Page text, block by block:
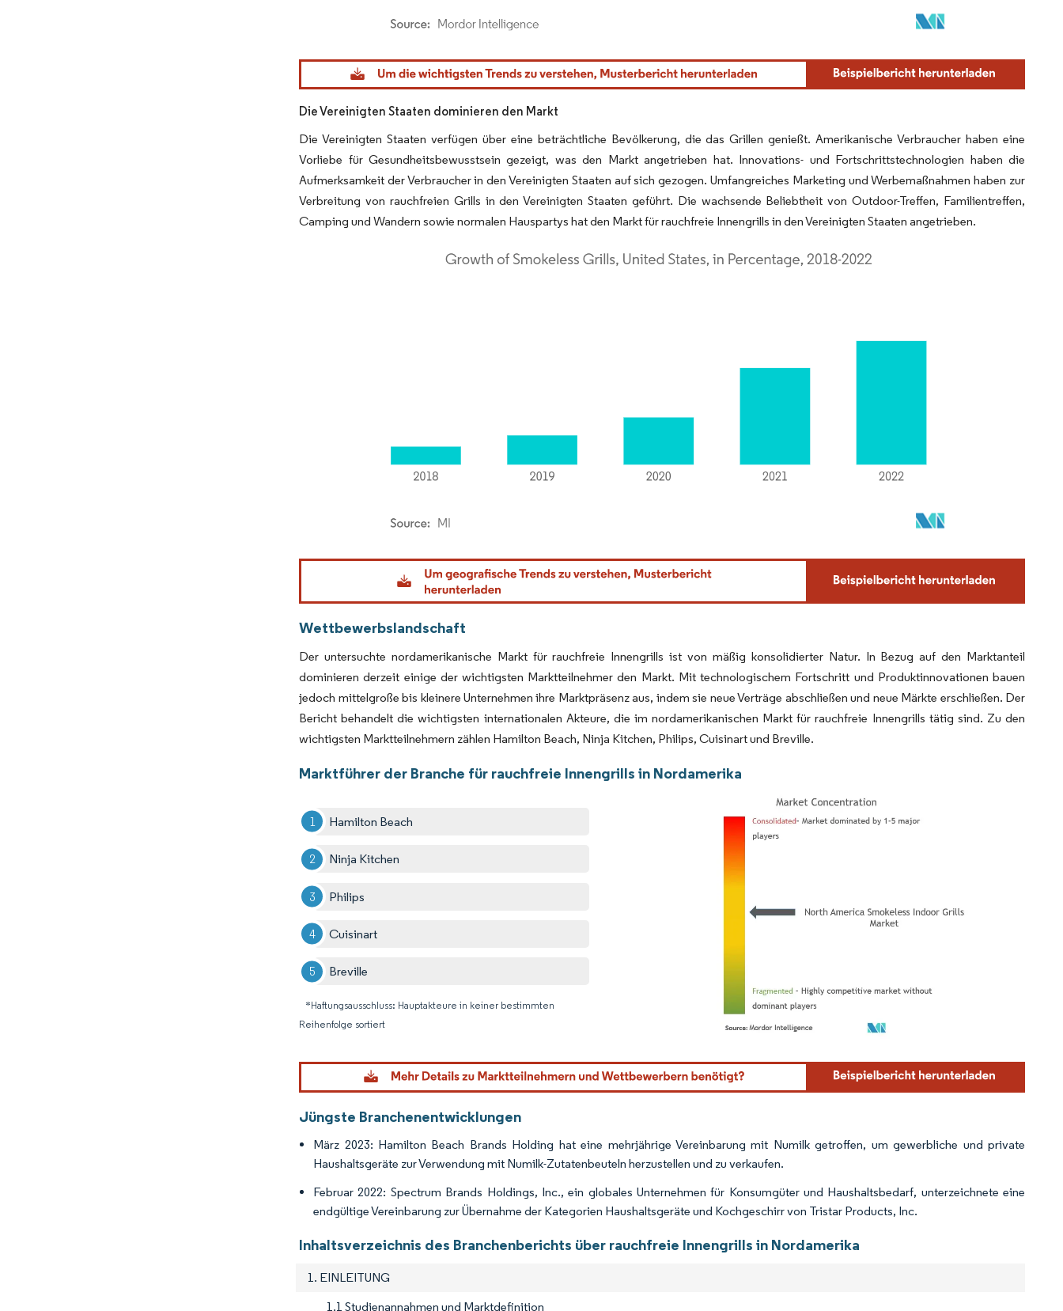
Bild © Mordor Intelligence. Wiederverwendung erfordert Namensnennung gemäß CC BY 4.0.
Die Vereinigten Staaten dominieren den Markt
Die Vereinigten Staaten verfügen über eine beträchtliche Bevölkerung, die das Grillen genießt. Amerikanische Verbraucher haben eine
Vorliebe für Gesundheitsbewusstsein gezeigt, was den Markt angetrieben hat. Innovations- und Fortschrittstechnologien haben die
Aufmerksamkeit der Verbraucher in den Vereinigten Staaten auf sich gezogen. Umfangreiches Marketing und Werbemaßnahmen haben zur
Verbreitung von rauchfreien Grills in den Vereinigten Staaten geführt. Die wachsende Beliebtheit von Outdoor-Treffen, Familientreffen,
Camping und Wandern sowie normalen Hauspartys hat den Markt für rauchfreie Innengrills in den Vereinigten Staaten angetrieben.
Bild © Mordor Intelligence. Wiederverwendung erfordert Namensnennung gemäß CC BY 4.0.
Wettbewerbslandschaft
Der untersuchte nordamerikanische Markt für rauchfreie Innengrills ist von mäßig konsolidierter Natur. In Bezug auf den Marktanteil
dominieren derzeit einige der wichtigsten Marktteilnehmer den Markt. Mit technologischem Fortschritt und Produktinnovationen bauen
jedoch mittelgroße bis kleinere Unternehmen ihre Marktpräsenz aus, indem sie neue Verträge abschließen und neue Märkte erschließen. Der
Bericht behandelt die wichtigsten internationalen Akteure, die im nordamerikanischen Markt für rauchfreie Innengrills tätig sind. Zu den
wichtigsten Marktteilnehmern zählen Hamilton Beach, Ninja Kitchen, Philips, Cuisinart und Breville.
Marktführer der Branche für rauchfreie Innengrills in Nordamerika
Hamilton Beach
Ninja Kitchen
Philips
Cuisinart
Breville
*Haftungsausschluss: Hauptakteure in keiner bestimmten
Reihenfolge sortiert
Bild © Mordor Intelligence. Wiederverwendung erfordert Namensnennung gemäß CC BY 4.0.
Jüngste Branchenentwicklungen
März 2023: Hamilton Beach Brands Holding hat eine mehrjährige Vereinbarung mit Numilk getroffen, um gewerbliche und private
Haushaltsgeräte zur Verwendung mit Numilk-Zutatenbeuteln herzustellen und zu verkaufen.
Februar 2022: Spectrum Brands Holdings, Inc., ein globales Unternehmen für Konsumgüter und Haushaltsbedarf, unterzeichnete eine
endgültige Vereinbarung zur Übernahme der Kategorien Haushaltsgeräte und Kochgeschirr von Tristar Products, Inc.
Inhaltsverzeichnis des Branchenberichts über rauchfreie Innengrills in Nordamerika
1. EINLEITUNG
1.1 Studienannahmen und Marktdefinition